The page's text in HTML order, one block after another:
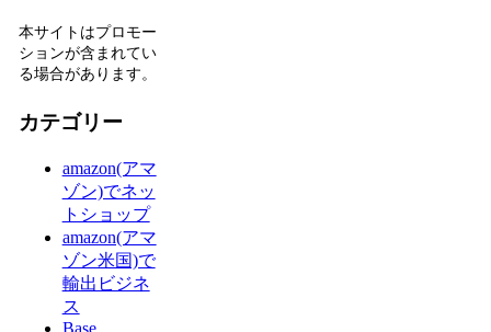
本サイトはプロモー
ションが含まれてい
る場合があります。
カテゴリー
amazon(アマ
ゾン)でネッ
トショップ
amazon(アマ
ゾン米国)で
輸出ビジネ
ス
Base